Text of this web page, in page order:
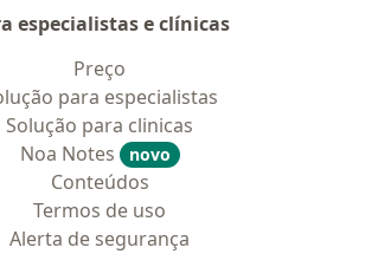
especialistas e clínicas
Preço
para especialistas
Solução para clinicas
Noa Notes
novo
Conteúdos
Termos de uso
Alerta de segurança